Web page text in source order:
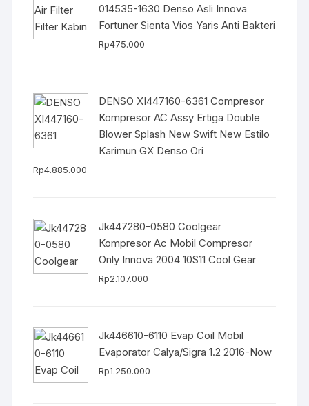
014535-1630 Denso Asli Innova
Fortuner Sienta Vios Yaris Anti Bakteri
Rp475.000
DENSO XI447160-6361 Compresor
Kompresor AC Assy Ertiga Double
Blower Splash New Swift New Estilo
Karimun GX Denso Ori
Rp4.885.000
Jk447280-0580 Coolgear
Kompresor Ac Mobil Compresor
Only Innova 2004 10S11 Cool Gear
Rp2.107.000
Jk446610-6110 Evap Coil Mobil
Evaporator Calya/Sigra 1.2 2016-Now
Rp1.250.000